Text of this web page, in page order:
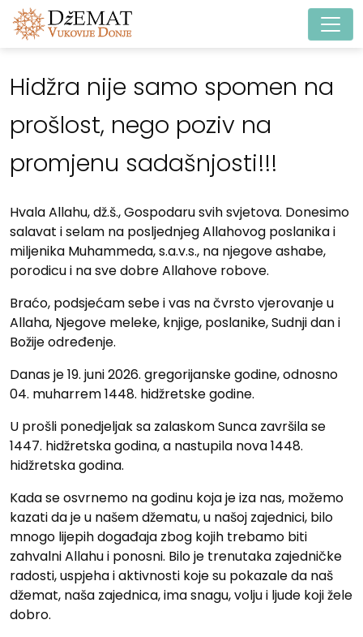
Main Navigation
Hidžra nije samo spomen na
prošlost, nego poziv na
promjenu sadašnjosti!!!
Hvala Allahu, dž.š., Gospodaru svih svjetova. Donesimo
salavat i selam na posljednjeg Allahovog poslanika i
miljenika Muhammeda, s.a.v.s., na njegove ashabe,
porodicu i na sve dobre Allahove robove.
Braćo, podsjećam sebe i vas na čvrsto vjerovanje u
Allaha, Njegove meleke, knjige, poslanike, Sudnji dan i
Božije određenje.
Danas je 19. juni 2026. gregorijanske godine, odnosno
04. muharrem 1448. hidžretske godine.
U prošli ponedjeljak sa zalaskom Sunca završila se
1447. hidžretska godina, a nastupila nova 1448.
hidžretska godina.
Kada se osvrnemo na godinu koja je iza nas, možemo
kazati da je u našem džematu, u našoj zajednici, bilo
mnogo lijepih događaja zbog kojih trebamo biti
zahvalni Allahu i ponosni. Bilo je trenutaka zajedničke
radosti, uspjeha i aktivnosti koje su pokazale da naš
džemat, naša zajednica, ima snagu, volju i ljude koji žele
dobro.